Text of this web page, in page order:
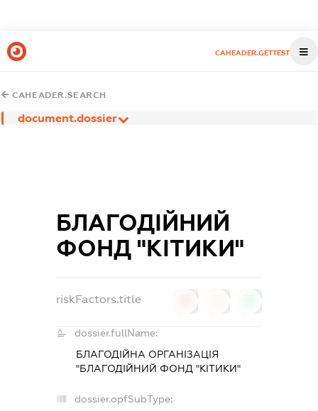
CAHEADER.GETTEST
CAHEADER.SEARCH
document.dossier
БЛАГОДІЙНИЙ
ФОНД "КІТИКИ"
riskFactors.title
dossier.fullName:
БЛАГОДІЙНА ОРГАНІЗАЦІЯ
"БЛАГОДІЙНИЙ ФОНД "КІТИКИ"
dossier.opfSubType: